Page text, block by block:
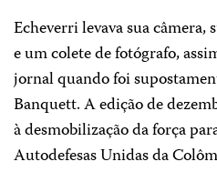
Echeverri levava sua
e um colete de fotógrafo,
jornal quando foi
Banquett. A edição de
à desmobilização da força
Autodefesas Unidas da